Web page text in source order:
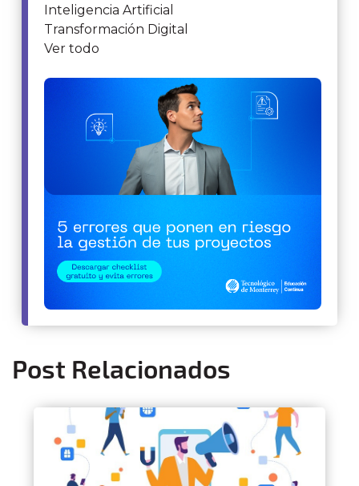
Inteligencia Artificial
Transformación Digital
Ver todo
Post Relacionados